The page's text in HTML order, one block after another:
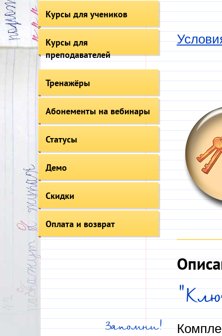
Курсы для учеников
Курсы для
преподавателей
Тренажёры
Абонементы на вебинары
Статусы
Демо
Скидки
Оплата и возврат
Запомни!